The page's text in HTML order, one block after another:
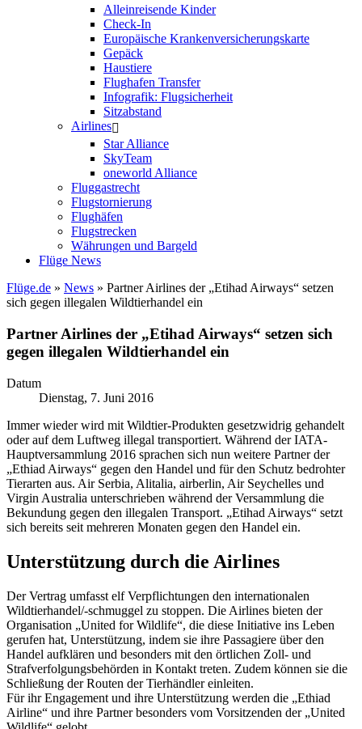
Alleinreisende Kinder
Check-In
Europäische Krankenversicherungskarte
Gepäck
Haustiere
Flughafen Transfer
Infografik: Flugsicherheit
Sitzabstand
Airlines
Star Alliance
SkyTeam
oneworld Alliance
Fluggastrecht
Flugstornierung
Flughäfen
Flugstrecken
Währungen und Bargeld
Flüge News
Flüge.de » News » Partner Airlines der „Etihad Airways“ setzen
sich gegen illegalen Wildtierhandel ein
Partner Airlines der „Etihad Airways“ setzen sich
gegen illegalen Wildtierhandel ein
Datum
Dienstag, 7. Juni 2016
Immer wieder wird mit Wildtier-Produkten gesetzwidrig gehandelt
oder auf dem Luftweg illegal transportiert. Während der IATA-
Hauptversammlung 2016 sprachen sich nun weitere Partner der
„Ethiad Airways“ gegen den Handel und für den Schutz bedrohter
Tierarten aus. Air Serbia, Alitalia, airberlin, Air Seychelles und
Virgin Australia unterschrieben während der Versammlung die
Bekundung gegen den illegalen Transport. „Etihad Airways“ setzt
sich bereits seit mehreren Monaten gegen den Handel ein.
Unterstützung durch die Airlines
Der Vertrag umfasst elf Verpflichtungen den internationalen
Wildtierhandel/-schmuggel zu stoppen. Die Airlines bieten der
Organisation „United for Wildlife“, die diese Initiative ins Leben
gerufen hat, Unterstützung, indem sie ihre Passagiere über den
Handel aufklären und besonders mit den örtlichen Zoll- und
Strafverfolgungsbehörden in Kontakt treten. Zudem können sie die
Schließung der Routen der Tierhändler einleiten.
Für ihr Engagement und ihre Unterstützung werden die „Ethiad
Airline“ und ihre Partner besonders vom Vorsitzenden der „United